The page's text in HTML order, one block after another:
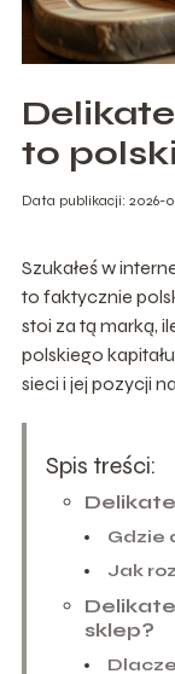
to
Data publikacji: 2026-
Szukałeś w
to faktycznie
stoi za tą marką,
polskiego
sieci i jej pozycji
Spis treści:
Gdzie
Jak
sklep?